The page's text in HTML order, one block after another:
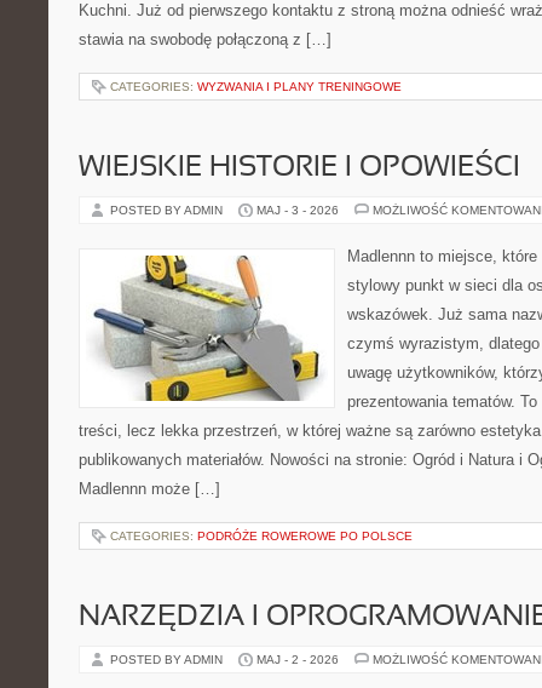
Kuchni. Już od pierwszego kontaktu z stroną można odnieść
stawia na swobodę połączoną z […]
CATEGORIES: WYZWANIA I PLANY TRENINGOWE
WIEJSKIE HISTORIE I OPOWIEŚCI
POSTED BY ADMIN MAJ - 3 - 2026 MOŻLIWOŚĆ
Madlennn to miejsce,
stylowy punkt w sieci dla
wskazówek. Już sama
czymś wyrazistym,
uwagę użytkowników,
prezentowania tematów.
treści, lecz lekka przestrzeń, w której ważne są zarówno
publikowanych materiałów. Nowości na stronie: Ogród i Natura i
Madlennn może […]
CATEGORIES: PODRÓŻE ROWEROWE PO POLSCE
NARZĘDZIA I
POSTED BY ADMIN MAJ - 2 - 2026 MOŻLIWOŚĆ